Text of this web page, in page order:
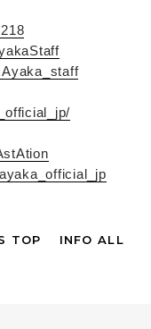
TOP INFO ALL